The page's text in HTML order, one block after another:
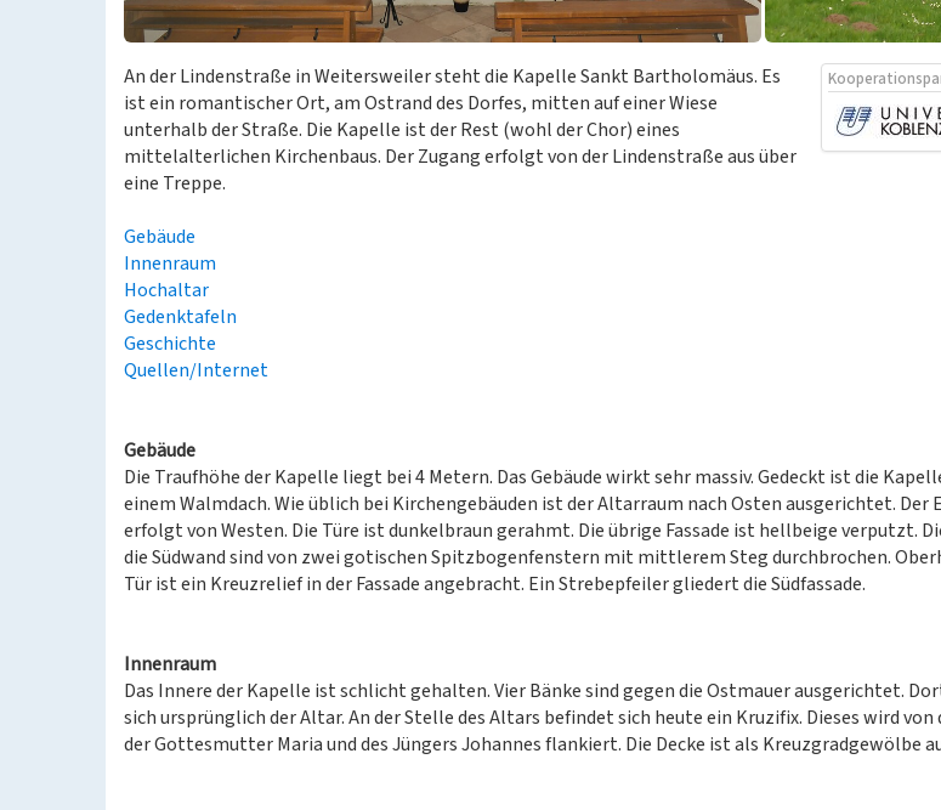
An der Lindenstraße in Weitersweiler steht die Kapelle Sankt Bartholomäus. Es
ist ein romantischer Ort, am Ostrand des Dorfes, mitten auf einer Wiese
unterhalb der Straße. Die Kapelle ist der Rest (wohl der Chor) eines
mittelalterlichen Kirchenbaus. Der Zugang erfolgt von der Lindenstraße aus über
eine Treppe.
Gebäude
Innenraum
Hochaltar
Gedenktafeln
Geschichte
Quellen/Internet
Gebäude
Die Traufhöhe der Kapelle liegt bei 4 Metern. Das Gebäude wirkt sehr massiv. Gedeckt ist die
einem Walmdach. Wie üblich bei Kirchengebäuden ist der Altarraum nach Osten ausgerichtet. Der
erfolgt von Westen. Die Türe ist dunkelbraun gerahmt. Die übrige Fassade ist hellbeige verputzt.
die Südwand sind von zwei gotischen Spitzbogenfenstern mit mittlerem Steg durchbrochen.
Tür ist ein Kreuzrelief in der Fassade angebracht. Ein Strebepfeiler gliedert die Südfassade.
Innenraum
Das Innere der Kapelle ist schlicht gehalten. Vier Bänke sind gegen die Ostmauer ausgerichtet.
sich ursprünglich der Altar. An der Stelle des Altars befindet sich heute ein Kruzifix. Dieses wird von
der Gottesmutter Maria und des Jüngers Johannes flankiert. Die Decke ist als Kreuzgradgewölbe